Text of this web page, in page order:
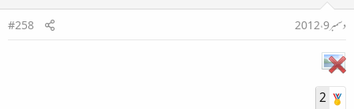
دسمبر 9، 2012
#258
2